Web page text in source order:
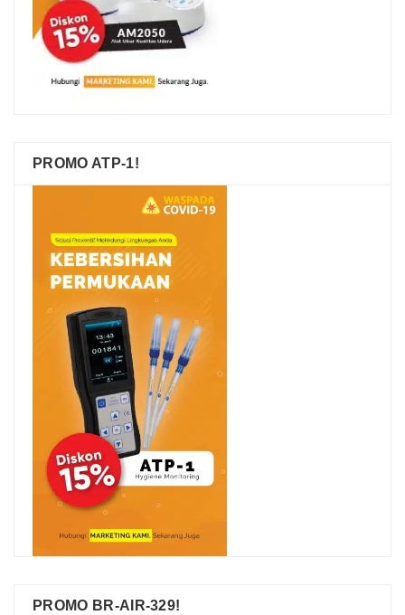
PROMO ATP-1!
PROMO BR-AIR-329!